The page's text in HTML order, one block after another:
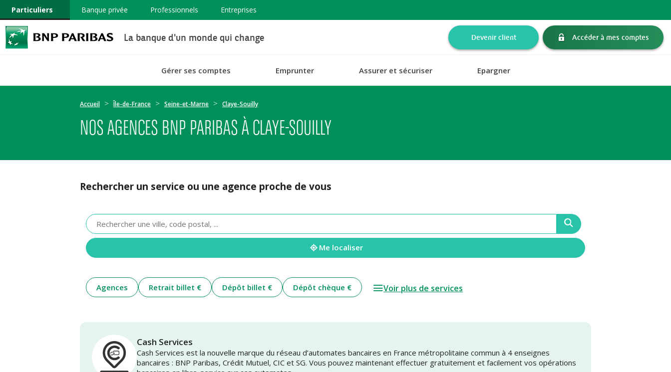
Particuliers Banque privée Professionnels Entreprises
La banque d'un monde qui change Devenir client Accéder à mes comptes
Gérer ses comptes Emprunter Assurer et sécuriser Epargner
Accueil Île-de-France Seine-et-Marne Claye-Souilly
NOS AGENCES BNP PARIBAS À CLAYE-SOUILLY
Rechercher un service ou une agence proche de vous
Veuillez
renseigner
une
adresse
Me localiser
Agences Retrait billet € Dépôt billet € Dépôt chèque € Voir plus de services
Cash Services
Cash Services est la nouvelle marque du réseau d’automates bancaires en France métropolitaine commun à 4 enseignes
bancaires : BNP Paribas, Crédit Mutuel, CIC et SG. Vous pouvez maintenant effectuer gratuitement et facilement vos opérations